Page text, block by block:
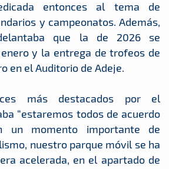
entonces al tema de
y campeonatos. Además,
que la de 2026 se
y la entrega de trofeos de
en el Auditorio de Adeje.
más destacados por el
“estaremos todos de acuerdo
un momento importante de
nuestro parque móvil se ha
acelerada, en el apartado de